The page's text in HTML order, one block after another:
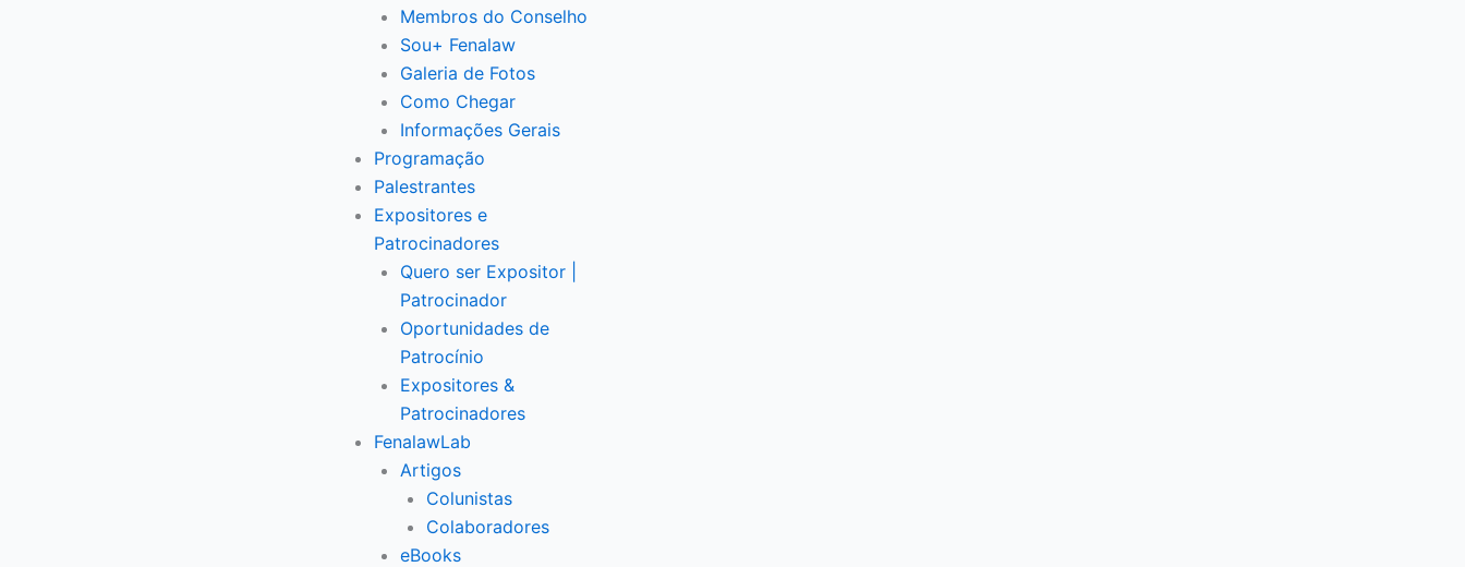
Membros do Conselho
Sou+ Fenalaw
Galeria de Fotos
Como Chegar
Informações Gerais
Programação
Palestrantes
Expositores e
Patrocinadores
Quero ser Expositor |
Patrocinador
Oportunidades de
Patrocínio
Expositores &
Patrocinadores
FenalawLab
Artigos
Colunistas
Colaboradores
eBooks